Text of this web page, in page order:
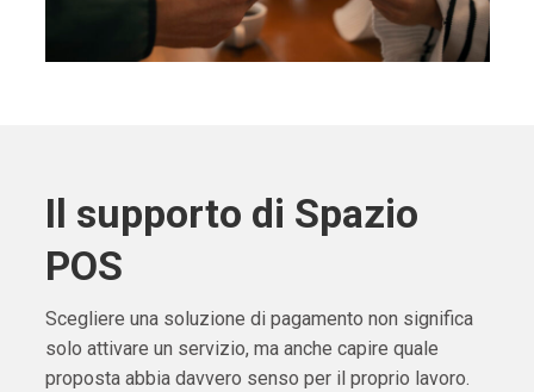
Il supporto di Spazio
POS
Scegliere una soluzione di pagamento non significa
solo attivare un servizio, ma anche capire quale
proposta abbia davvero senso per il proprio lavoro.